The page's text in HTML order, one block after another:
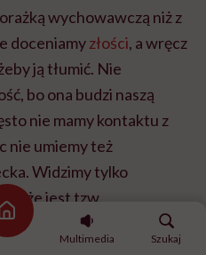
Strona główna
Multimedia
Szukaj
wychowawczą niż z
doceniamyzłości, a wręcz
ją tłumić. Nie
bo ona budzi naszą
nie mamy kontaktu z
nie umiemy też
Widzimy tylko
że jest tzw.